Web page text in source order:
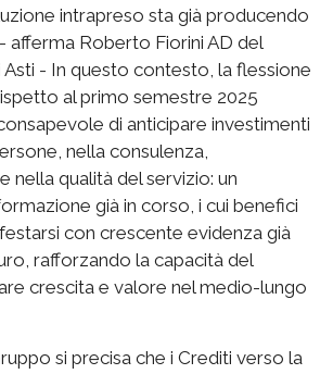
intrapreso sta già producendo
afferma Roberto Fiorini AD del
Asti - In questo contesto, la flessione
al primo semestre 2025
di anticipare investimenti
nella consulenza,
nella qualità del servizio: un
già in corso, i cui benefici
con crescente evidenza già
rafforzando la capacità del
crescita e valore nel medio-lungo
si precisa che i Crediti verso la